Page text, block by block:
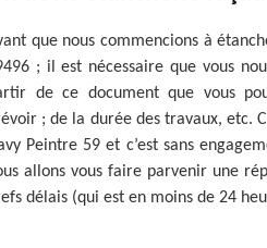
que nous commencions à
; il est nécessaire que vous
de ce document que vous
; de la durée des travaux, etc.
Peintre 59 et c’est sans
allons vous faire parvenir une
délais (qui est en moins de 24